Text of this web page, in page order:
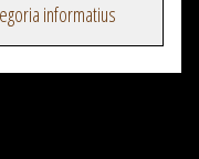
informatius